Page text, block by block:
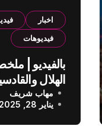
اخبار
فيديوهات
بالفيديو |
الدوري
مهاب شريف
يناير 28, 2025